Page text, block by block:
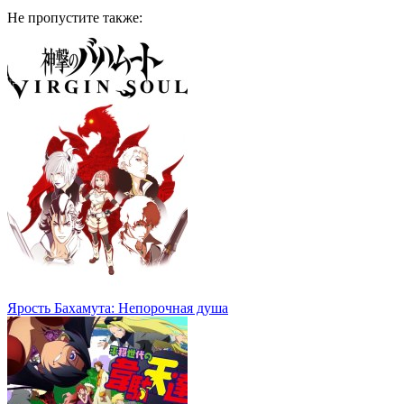
Не пропустите также:
Ярость Бахамута: Непорочная душа